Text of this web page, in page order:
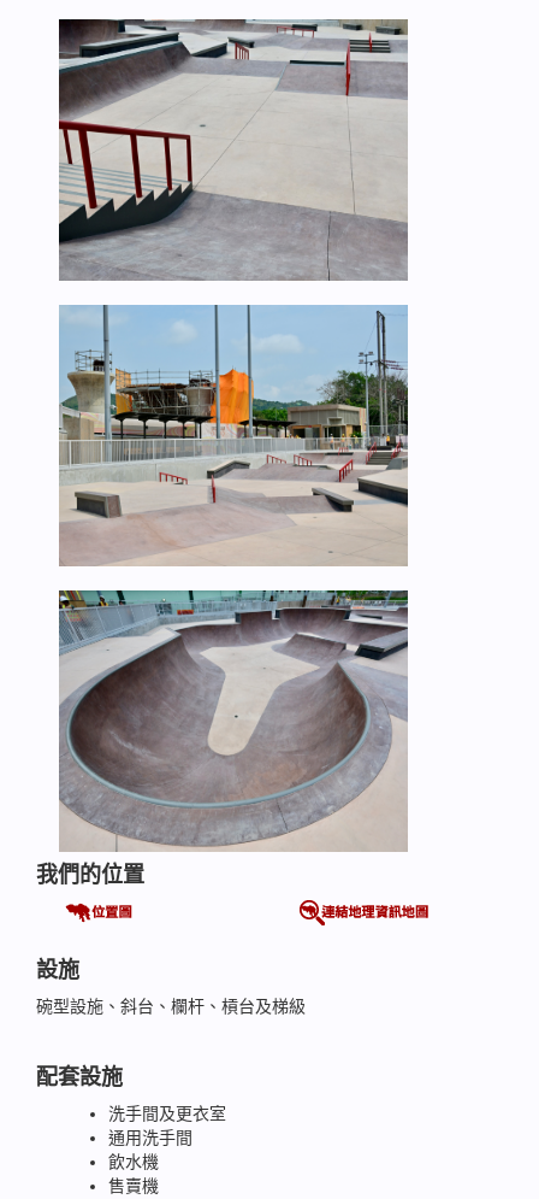
我們的位置
設施
碗型設施、斜台、欄杆、槓台及梯級
配套設施
洗手間及更衣室
通用洗手間
飲水機
售賣機